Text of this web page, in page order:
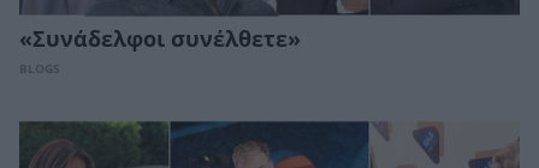
«Συνάδελφοι συνέλθετε»
BLOGS